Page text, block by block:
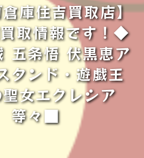
倉庫住吉買取店】
取情報です！◆
五条悟 伏黒恵ア
タンド・遊戯王
女エクレシア
等々■